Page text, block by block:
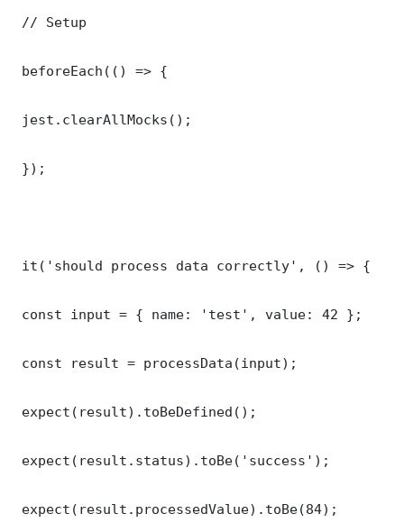
// Setup
beforeEach(() => {
jest.clearAllMocks();
});
it('should process data correctly', () => {
const input = { name: 'test', value: 42 };
const result = processData(input);
expect(result).toBeDefined();
expect(result.status).toBe('success');
expect(result.processedValue).toBe(84);